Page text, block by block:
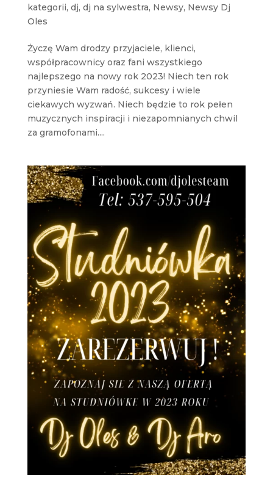
kategorii, dj, dj na sylwestra, Newsy, Newsy Dj
Oles
Życzę Wam drodzy przyjaciele, klienci,
współpracownicy oraz fani wszystkiego
najlepszego na nowy rok 2023! Niech ten rok
przyniesie Wam radość, sukcesy i wiele
ciekawych wyzwań. Niech będzie to rok pełen
muzycznych inspiracji i niezapomnianych chwil
za gramofonami....